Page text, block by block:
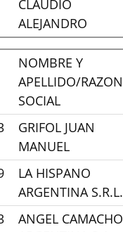
CLAUDIO
ALEJANDRO
NOMBRE Y
APELLIDO/RAZON
SOCIAL
GRIFOL JUAN
MANUEL
LA HISPANO
ARGENTINA S.R.L.
ANGEL CAMACHO